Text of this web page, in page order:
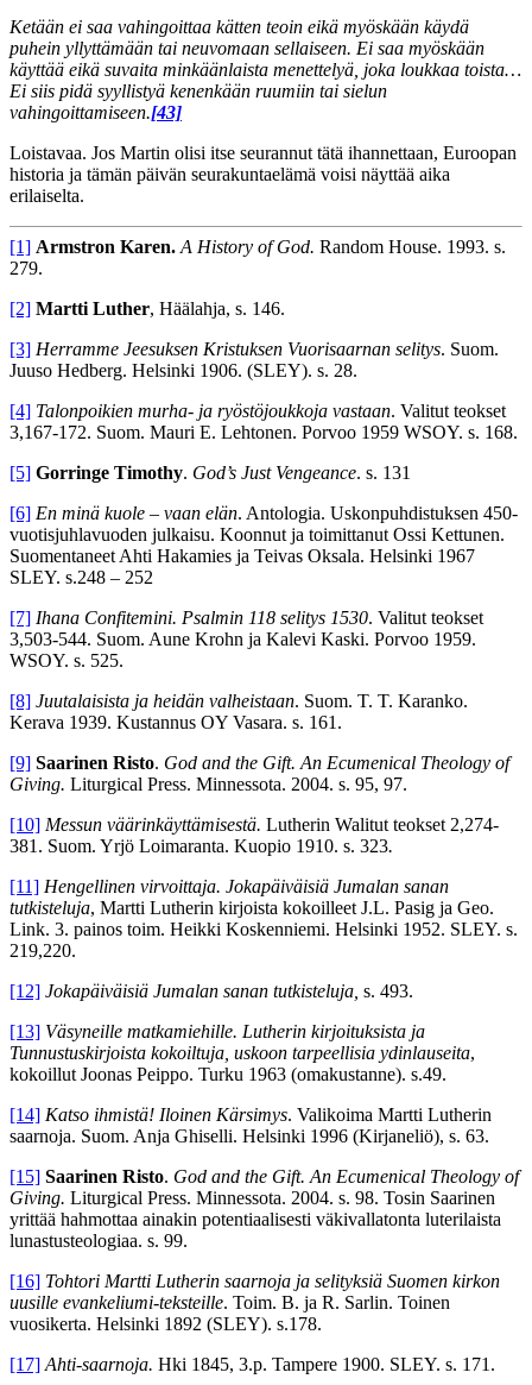
Ketään ei saa vahingoittaa kätten teoin eikä myöskään käydä
puhein yllyttämään tai neuvomaan sellaiseen. Ei saa myöskään
käyttää eikä suvaita minkäänlaista menettelyä, joka loukkaa toista…
Ei siis pidä syyllistyä kenenkään ruumiin tai sielun
vahingoittamiseen.[43]
Loistavaa. Jos Martin olisi itse seurannut tätä ihannettaan, Euroopan
historia ja tämän päivän seurakuntaelämä voisi näyttää aika
erilaiselta.
[1] Armstron Karen. A History of God. Random House. 1993. s.
279.
[2] Martti Luther, Häälahja, s. 146.
[3] Herramme Jeesuksen Kristuksen Vuorisaarnan selitys. Suom.
Juuso Hedberg. Helsinki 1906. (SLEY). s. 28.
[4] Talonpoikien murha- ja ryöstöjoukkoja vastaan. Valitut teokset
3,167-172. Suom. Mauri E. Lehtonen. Porvoo 1959 WSOY. s. 168.
[5] Gorringe Timothy. God’s Just Vengeance. s. 131
[6] En minä kuole – vaan elän. Antologia. Uskonpuhdistuksen 450-
vuotisjuhlavuoden julkaisu. Koonnut ja toimittanut Ossi Kettunen.
Suomentaneet Ahti Hakamies ja Teivas Oksala. Helsinki 1967
SLEY. s.248 – 252
[7] Ihana Confitemini. Psalmin 118 selitys 1530. Valitut teokset
3,503-544. Suom. Aune Krohn ja Kalevi Kaski. Porvoo 1959.
WSOY. s. 525.
[8] Juutalaisista ja heidän valheistaan. Suom. T. T. Karanko.
Kerava 1939. Kustannus OY Vasara. s. 161.
[9] Saarinen Risto. God and the Gift. An Ecumenical Theology of
Giving. Liturgical Press. Minnessota. 2004. s. 95, 97.
[10] Messun väärinkäyttämisestä. Lutherin Walitut teokset 2,274-
381. Suom. Yrjö Loimaranta. Kuopio 1910. s. 323.
[11] Hengellinen virvoittaja. Jokapäiväisiä Jumalan sanan
tutkisteluja, Martti Lutherin kirjoista kokoilleet J.L. Pasig ja Geo.
Link. 3. painos toim. Heikki Koskenniemi. Helsinki 1952. SLEY. s.
219,220.
[12] Jokapäiväisiä Jumalan sanan tutkisteluja, s. 493.
[13] Väsyneille matkamiehille. Lutherin kirjoituksista ja
Tunnustuskirjoista kokoiltuja, uskoon tarpeellisia ydinlauseita,
kokoillut Joonas Peippo. Turku 1963 (omakustanne). s.49.
[14] Katso ihmistä! Iloinen Kärsimys. Valikoima Martti Lutherin
saarnoja. Suom. Anja Ghiselli. Helsinki 1996 (Kirjaneliö), s. 63.
[15] Saarinen Risto. God and the Gift. An Ecumenical Theology of
Giving. Liturgical Press. Minnessota. 2004. s. 98. Tosin Saarinen
yrittää hahmottaa ainakin potentiaalisesti väkivallatonta luterilaista
lunastusteologiaa. s. 99.
[16] Tohtori Martti Lutherin saarnoja ja selityksiä Suomen kirkon
uusille evankeliumi-teksteille. Toim. B. ja R. Sarlin. Toinen
vuosikerta. Helsinki 1892 (SLEY). s.178.
[17] Ahti-saarnoja. Hki 1845, 3.p. Tampere 1900. SLEY. s. 171.